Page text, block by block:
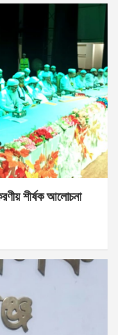
শীর্ষক আলোচনা